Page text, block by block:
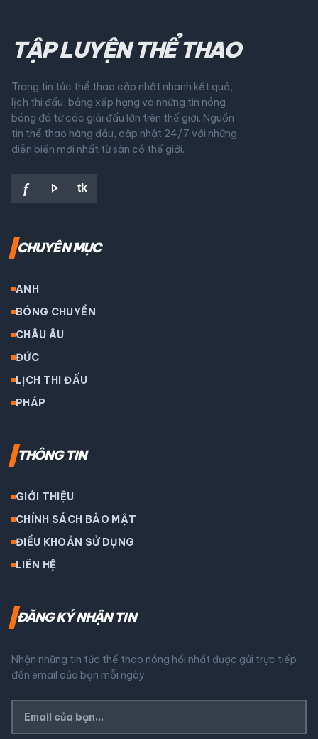
TẬP LUYỆN THỂ THAO
Trang tin tức thể thao cập nhật nhanh kết quả,
lịch thi đấu, bảng xếp hạng và những tin nóng
bóng đá từ các giải đấu lớn trên thế giới. Nguồn
tin thể thao hàng đầu, cập nhật 24/7 với những
diễn biến mới nhất từ sân cỏ thế giới.
f play_arrow tk
CHUYÊN MỤC
ANH
BÓNG CHUYỀN
CHÂU ÂU
ĐỨC
LỊCH THI ĐẤU
PHÁP
THÔNG TIN
GIỚI THIỆU
CHÍNH SÁCH BẢO MẬT
ĐIỀU KHOẢN SỬ DỤNG
LIÊN HỆ
ĐĂNG KÝ NHẬN TIN
Nhận những tin tức thể thao nóng hổi nhất được gửi trực tiếp
đến email của bạn mỗi ngày.